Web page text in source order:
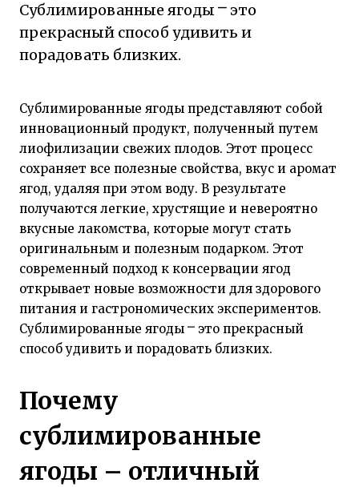
Сублимированные ягоды ⎻ это
прекрасный способ удивить и
порадовать близких.
Сублимированные ягоды представляют собой
инновационный продукт, полученный путем
лиофилизации свежих плодов. Этот процесс
сохраняет все полезные свойства, вкус и аромат
ягод, удаляя при этом воду. В результате
получаются легкие, хрустящие и невероятно
вкусные лакомства, которые могут стать
оригинальным и полезным подарком. Этот
современный подход к консервации ягод
открывает новые возможности для здорового
питания и гастрономических экспериментов.
Сублимированные ягоды ⎻ это прекрасный
способ удивить и порадовать близких.
Почему
сублимированные
ягоды – отличный